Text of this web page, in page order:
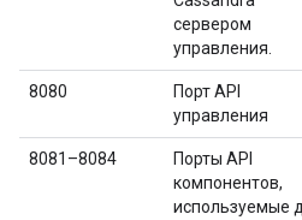
сервером
управления.
8080
Порт API
управления
8081–8084
Порты API
компонентов,
используемые